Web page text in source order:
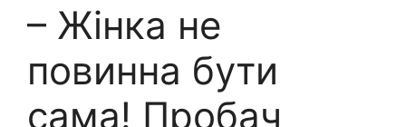
– Жінка не
повинна бути
сама! Пробач